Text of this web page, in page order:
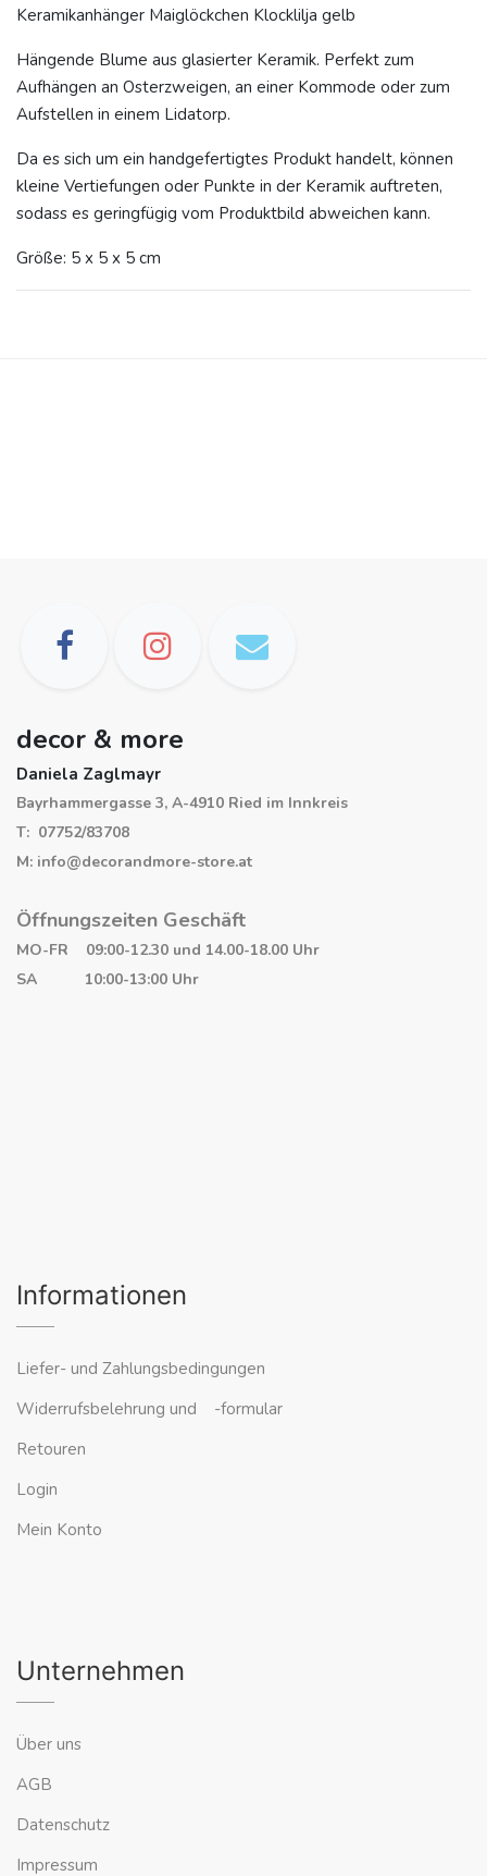
Keramikanhänger Maiglöckchen Klocklilja gelb
Hängende Blume aus glasierter Keramik. Perfekt zum
Aufhängen an Osterzweigen, an einer Kommode oder zum
Aufstellen in einem Lidatorp.
Da es sich um ein handgefertigtes Produkt handelt, können
kleine Vertiefungen oder Punkte in der Keramik auftreten,
sodass es geringfügig vom Produktbild abweichen kann.
Größe: 5 x 5 x 5 cm
decor & more
Daniela Zaglmayr
Bayrhammergasse 3, A-4910 Ried im Innkreis
T: 07752/83708
M: info@decorandmore-store.at
Öffnungszeiten Geschäft
MO-FR 09:00-12.30 und 14.00-18.00 Uhr
SA 10:00-13:00 Uhr
Informationen
Liefer- und Zahlungsbedingungen
Widerrufsbelehrung und -formular
Retouren
Login
Mein Konto
Unternehmen
Über uns
AGB
Datenschutz
Impressum